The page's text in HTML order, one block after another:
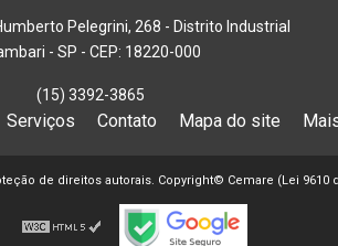
Pelegrini, 268 - Distrito Industrial
- SP - CEP: 18220-000
(15) 3392-3865
Serviços Contato Mapa do site
de direitos autorais. Copyright© Cemare (Lei 9610